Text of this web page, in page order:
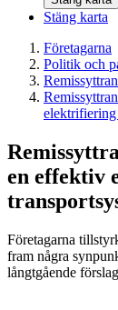
Stäng karta
Företagarna
Politik och
elektrifiering
en effektiv
Företagarna
fram några
långtgående